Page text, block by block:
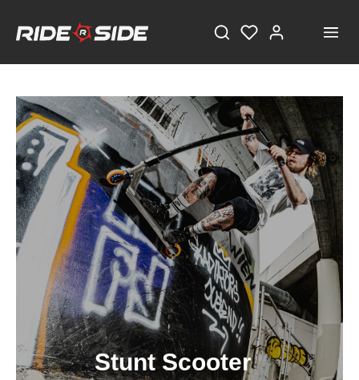
Stunt Scooter